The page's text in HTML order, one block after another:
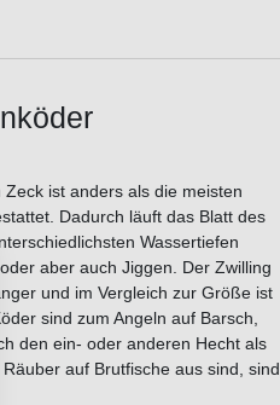
ist anders als die meisten
Dadurch läuft das Blatt des
Wassertiefen
aber auch Jiggen. Der Zwilling
und im Vergleich zur Größe ist
sind zum Angeln auf Barsch,
den ein- oder anderen Hecht als
auf Brutfische aus sind, sind